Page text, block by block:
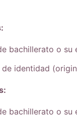
bachillerato o su
de identidad
bachillerato o su